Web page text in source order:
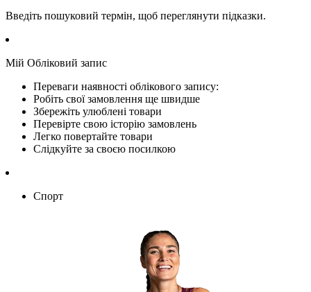
Введіть пошуковий термін, щоб переглянути підказки.
Мій Обліковий запис
Переваги наявності облікового запису:
Робіть свої замовлення ще швидше
Збережіть улюблені товари
Перевірте свою історію замовлень
Легко повертайте товари
Слідкуйте за своєю посилкою
Спорт